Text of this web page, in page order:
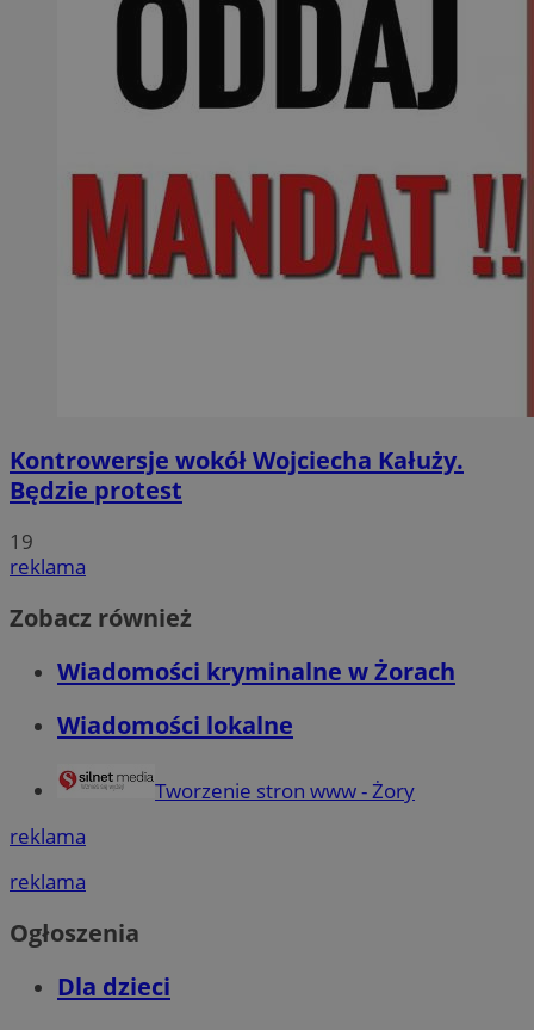
Kontrowersje wokół Wojciecha Kałuży.
Będzie protest
19
reklama
Zobacz również
Wiadomości kryminalne w Żorach
Wiadomości lokalne
Tworzenie stron www - Żory
reklama
reklama
Ogłoszenia
Dla dzieci